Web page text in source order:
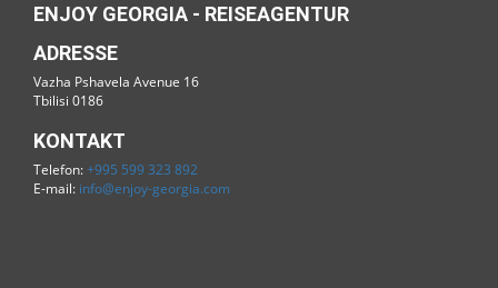
ENJOY GEORGIA - REISEAGENTUR
ADRESSE
Vazha Pshavela Avenue 16
Tbilisi 0186
KONTAKT
Telefon:+995 599 323 892
E-mail: info@enjoy-georgia.com